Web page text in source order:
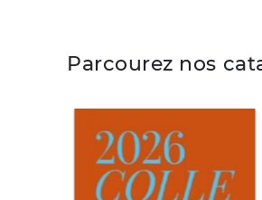
Parcourez nos